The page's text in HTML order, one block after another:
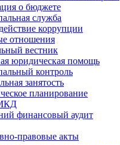
о бюджете
служба
коррупции
отношения
вестник
юридическая помощь
контроль
занятость
планирование
финансовый аудит
правовые акты